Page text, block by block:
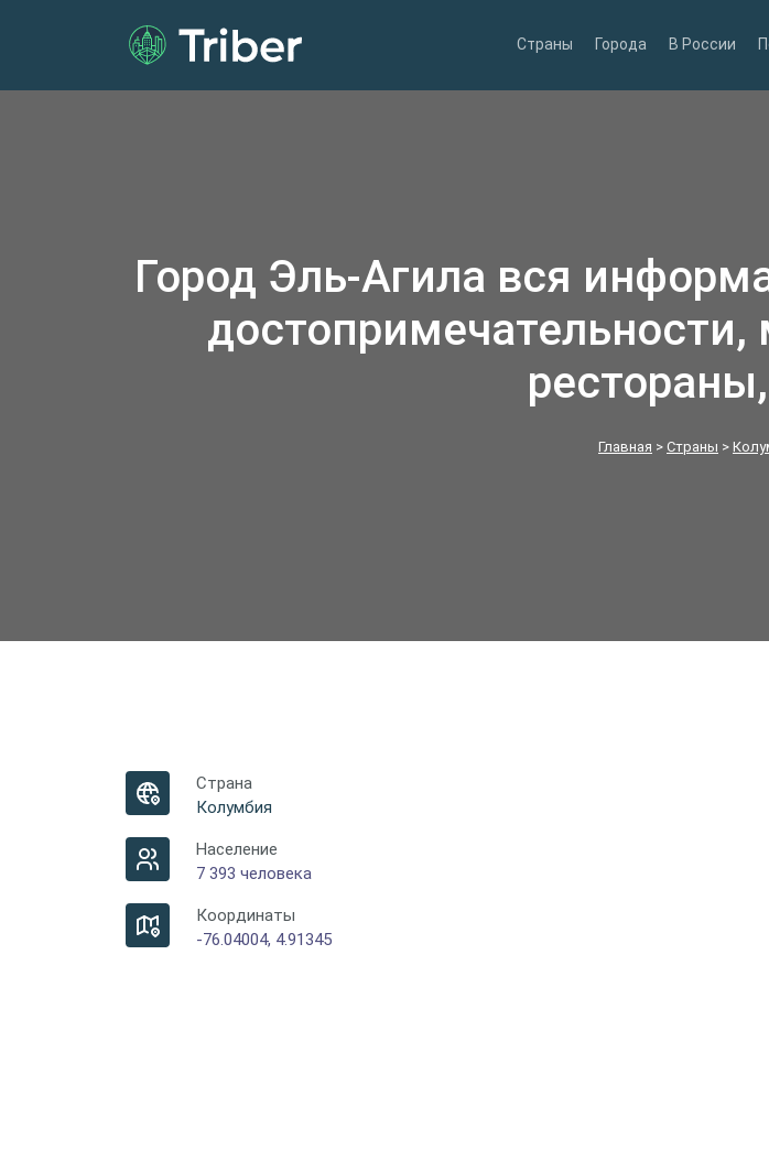
Страны Города В России
Город Эль‑Агила вся
Главная > Страны >
Страна
Колумбия
Население
7 393 человека
Координаты
-76.04004, 4.91345